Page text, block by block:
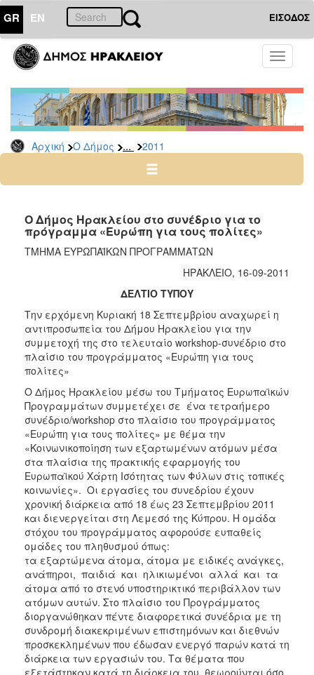
GR EN ΕΙΣΟΔΟΣ
Toggle
Αρχική Ο Δήμος ... 2011
ΔΗΜΟΣ
Δελτία
Τύπου
Αρχείο
2026
2024
2022
2021
2018
2017
2016
2015
2013
2012
2011
2010
2006
ΤΟΠΟΣ
ΠΟΛΙΤΙΣΜΟΣ
ΑΝΘΕΚΤΙΚΗ
ΠΟΛΗ
Ο Δήμος Ηρακλείου στο συνέδριο για το
πρόγραμμα «Ευρώπη για τους πολίτες»
ΤΜΗΜΑ ΕΥΡΩΠΑΪΚΩΝ ΠΡΟΓΡΑΜΜΑΤΩΝ
ΗΡΑΚΛΕΙΟ, 16-09-2011
ΔΕΛΤΙΟ ΤΥΠΟΥ
Tην ερχόμενη Κυριακή 18 Σεπτεμβρίου αναχωρεί η
αντιπροσωπεία του Δήμου Ηρακλείου για την
συμμετοχή της στο τελευταίο workshop-συνέδριο στο
πλαίσιο του προγράμματος «Ευρώπη για τους
πολίτες»
Ο Δήμος Ηρακλείου μέσω του Τμήματος Ευρωπαϊκών
Προγραμμάτων συμμετέχει σε ένα τετραήμερο
συνέδριο/workshop στο πλαίσιο του προγράμματος
«Ευρώπη για τους πολίτες» με θέμα την
«Κοινωνικοποίηση των εξαρτωμένων ατόμων μέσα
στα πλαίσια της πρακτικής εφαρμογής του
Ευρωπαϊκού Χάρτη Ισότητας των Φύλων στις τοπικές
κοινωνίες». Οι εργασίες του συνεδρίου έχουν
χρονική διάρκεια από 18 έως 23 Σεπτεμβρίου 2011
και διενεργείται στη Λεμεσό της Κύπρου. Η ομάδα
στόχου του προγράμματος αφορούσε ευπαθείς
ομάδες του πληθυσμού όπως:
τα εξαρτώμενα άτομα, άτομα με ειδικές ανάγκες,
ανάπηροι, παιδιά και ηλικιωμένοι αλλά και τα
άτομα από το στενό υποστηρικτικό περιβάλλον των
ατόμων αυτών. Στο πλαίσιο του Προγράμματος
διοργανώθηκαν πέντε διαφορετικά συνέδρια με τη
συνδρομή διακεκριμένων επιστημόνων και διεθνών
προσκεκλημένων που έδωσαν ενεργό παρών κατά τη
διάρκεια των εργασιών του. Τα θέματα που
εξετάστηκαν κατά τη διάρκεια του, θεωρούνται όσο